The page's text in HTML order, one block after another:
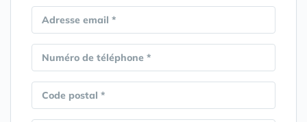
Adresse email *
Numéro de téléphone *
Code postal *